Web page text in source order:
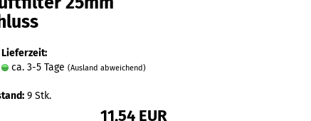
Lieferzeit:
ca. 3-5 Tage (Ausland abweichend)
9 Stk.
11,54 EUR